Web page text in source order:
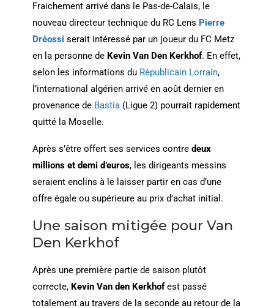
Fraichement arrivé dans le Pas-de-Calais, le
nouveau directeur technique du RC Lens Pierre
Dréossi serait intéressé par un joueur du FC Metz
en la personne de Kevin Van Den Kerkhof. En effet,
selon les informations du Républicain Lorrain,
l’international algérien arrivé en août dernier en
provenance de Bastia(Ligue 2) pourrait rapidement
quitté la Moselle.
Après s’être offert ses services contre deux
millions et demi d’euros, les dirigeants messins
seraient enclins à le laisser partir en cas d’une
offre égale ou supérieure au prix d’achat initial.
Une saison mitigée pour Van
Den Kerkhof
Après une première partie de saison plutôt
correcte, Kevin Van den Kerkhofest passé
totalement au travers de la seconde au retour de la